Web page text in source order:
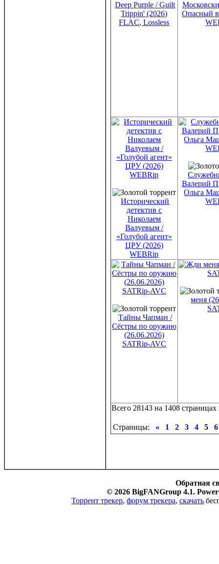
Deep Purple / Guilt
Trippin' (2026)
FLAC, Lossless
Опасный
Исторический
детектив с
Николаем
Валуевым /
«Голубой агент»
ЦРУ (2026)
WEBRip
Валерий
Ольга
Тайны Чапман /
Сёстры по оружию
(26.06.2026)
SATRip-AVC
меня
Всего 28143 на 1408
Страницы: « 1 2 3 4 5 6
Обратная
© 2026 BigFANGroup 4.1.
Торрент трекер, форум трекера, скачать